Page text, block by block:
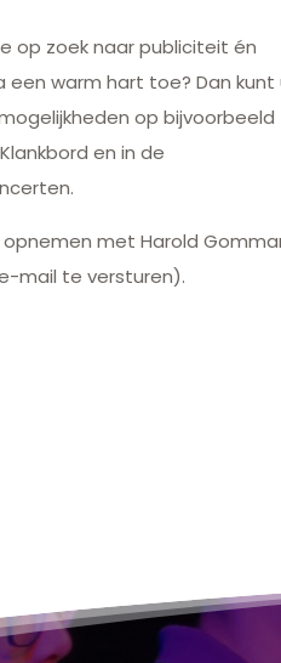
op zoek naar publiciteit én
een warm hart toe? Dan kunt
op bijvoorbeeld
en in de
met Harold
mail te versturen).